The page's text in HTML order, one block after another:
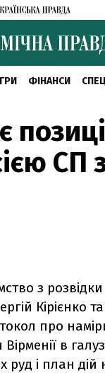
ФІНАНСИ
СП
з
Кірієнко та
про
в
і план дій